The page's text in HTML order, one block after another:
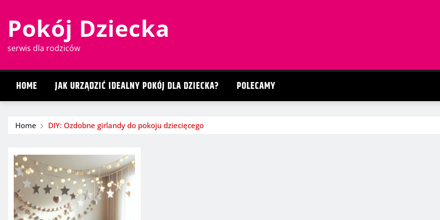
content
Pokój Dziecka
serwis dla rodziców
HOME JAK URZĄDZIĆ IDEALNY POKÓJ DLA DZIECKA? POLECAMY
Home DIY: Ozdobne girlandy do pokoju dziecięcego